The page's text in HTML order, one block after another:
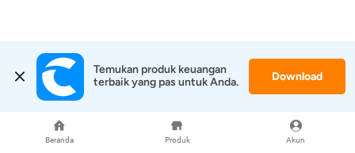
Beranda Produk Akun
Kontak Kami
Palmerah, Jakarta Barat 11430
Temukan produk keuangan
terbaik yang pas untuk Anda.
Download